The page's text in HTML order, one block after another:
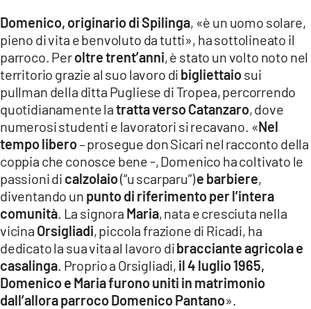
ANDROID
APPLE
Domenico, originario di Spilinga, «è un uomo solare,
pieno di vita e benvoluto da tutti», ha sottolineato il
parroco. Peroltre trent’anni, è stato un volto noto nel
territorio grazie al suo lavoro di bigliettaiosui
pullman della ditta Pugliese di Tropea, percorrendo
quotidianamente latratta verso Catanzaro, dove
numerosi studenti e lavoratori si recavano. «Nel
tempo libero– prosegue don Sicari nel racconto della
coppia che conosce bene -, Domenico ha coltivato le
passioni di calzolaio(“u scarparu”)e barbiere,
diventando un punto di riferimento per l’intera
comunità . La signora Maria, nata e cresciuta nella
vicina Orsigliadi, piccola frazione di Ricadi, ha
dedicato la sua vita al lavoro dibracciante agricola e
casalinga . Proprio a Orsigliadi, il 4 luglio 1965,
Domenico e Maria furono uniti in matrimonio
dall’allora parroco Domenico Pantano».